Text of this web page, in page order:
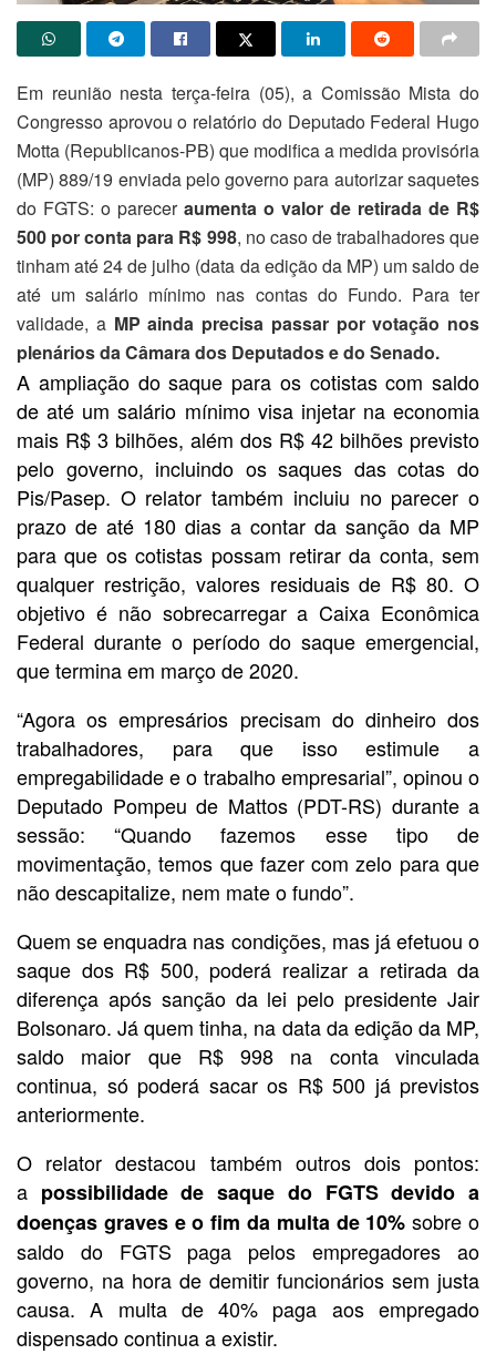
Em reunião nesta terça-feira (05), a Comissão Mista do
Congresso aprovou o relatório do Deputado Federal Hugo
Motta (Republicanos-PB) que modifica a medida provisória
(MP) 889/19 enviada pelo governo para autorizar saquetes
do FGTS: o parecer aumenta o valor de retirada de R$
500 por conta para R$ 998, no caso de trabalhadores que
tinham até 24 de julho (data da edição da MP) um saldo de
até um salário mínimo nas contas do Fundo. Para ter
validade, aMP ainda precisa passar por votação nos
plenários da Câmara dos Deputados e do Senado.
A ampliação do saque para os cotistas com saldo
de até um salário mínimo visa injetar na economia
mais R$ 3 bilhões, além dos R$ 42 bilhões previsto
pelo governo, incluindo os saques das cotas do
Pis/Pasep. O relator também incluiu no parecer o
prazo de até 180 dias a contar da sanção da MP
para que os cotistas possam retirar da conta, sem
qualquer restrição, valores residuais de R$ 80. O
objetivo é não sobrecarregar a Caixa Econômica
Federal durante o período do saque emergencial,
que termina em março de 2020.
“Agora os empresários precisam do dinheiro dos
trabalhadores, para que isso estimule a
empregabilidade e o trabalho empresarial”, opinou o
Deputado Pompeu de Mattos (PDT-RS) durante a
sessão: “Quando fazemos esse tipo de
movimentação, temos que fazer com zelo para que
não descapitalize, nem mate o fundo”.
Quem se enquadra nas condições, mas já efetuou o
saque dos R$ 500, poderá realizar a retirada da
diferença após sanção da lei pelo presidente Jair
Bolsonaro. Já quem tinha, na data da edição da MP,
saldo maior que R$ 998 na conta vinculada
continua, só poderá sacar os R$ 500 já previstos
anteriormente.
O relator destacou também outros dois pontos:
a possibilidade de saque do FGTS devido a
doenças graves e o fim da multa de 10%sobre o
saldo do FGTS paga pelos empregadores ao
governo, na hora de demitir funcionários sem justa
causa. A multa de 40% paga aos empregado
dispensado continua a existir.